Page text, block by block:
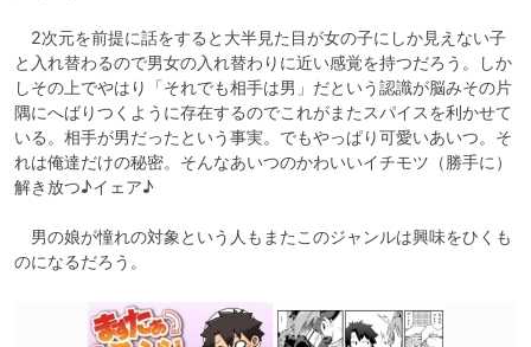
2次元を前提に話をすると大半見た目が女の子にしか見えない子
と入れ替わるので男女の入れ替わりに近い感覚を持つだろう。しか
しその上でやはり「それでも相手は男」だという認識が脳みその片
隅にへばりつくように存在するのでこれがまたスパイスを利かせて
いる。相手が男だったという事実。でもやっぱり可愛いあいつ。そ
れは俺達だけの秘密。そんなあいつのかわいいイチモツ（勝手に）
解き放つ♪イェア♪
男の娘が憧れの対象という人もまたこのジャンルは興味をひくも
のになるだろう。